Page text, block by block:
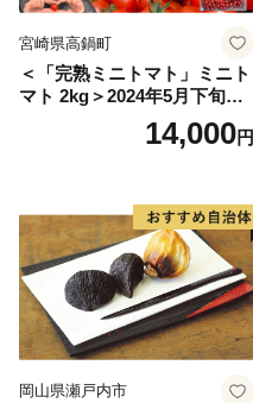
宮崎県高鍋町
＜「完熟ミニトマト」ミニト
マト 2kg＞2024年5月下旬迄
に順次出荷 野菜ソムリエサ
ミット アルル・リリカ共に
県 高鍋町産 産地直送 有機肥
料使用 高糖度 西森農園
14,000円
岡山県瀬戸内市